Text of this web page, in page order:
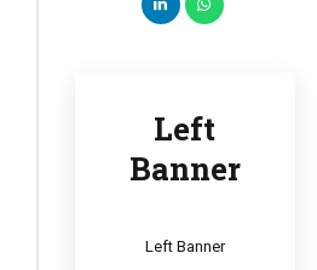
Left
Banner
Left Banner